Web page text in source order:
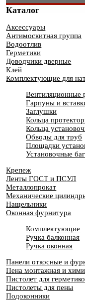
Каталог
Аксессуары
Антимоскитная группа
Водоотлив
Герметики
Доводчики дверные
Клей
Комплектующие для
Вентиляционные
Гарпуны и
Заглушки
Кольца
Кольца
Обводы для труб
Площадки
Установочные
Крепеж
Ленты ГОСТ и ПСУЛ
Металлопрокат
Механические
Нащельники
Оконная фурнитура
Комплектующие
Ручка балконная
Ручка оконная
Панели откосные и
Пена монтажная и
Пистолет для
Пистолеты для пены
Подоконники